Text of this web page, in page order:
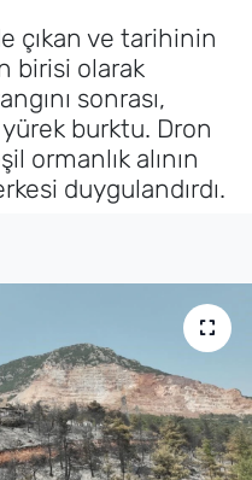
çıkan ve tarihinin
birisi olarak
sonrası,
burktu. Dron
ormanlık alının
duygulandırdı.